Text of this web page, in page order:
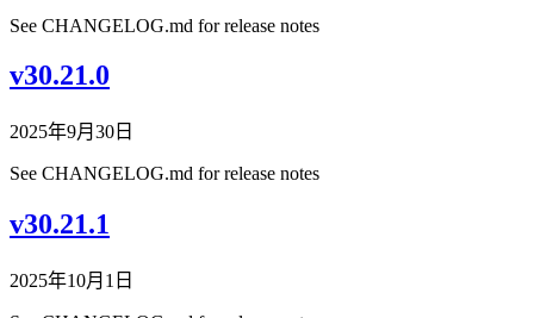
See CHANGELOG.md for release notes
v30.21.0
2025年9月30日
See CHANGELOG.md for release notes
v30.21.1
2025年10月1日